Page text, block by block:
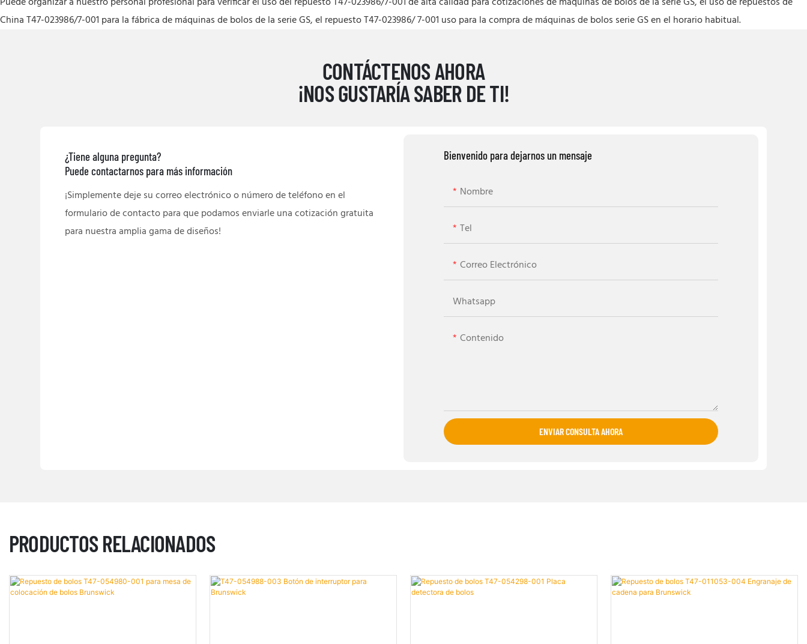
China T47-023986/7-001 para la fábrica de máquinas de bolos de la serie GS, el repuesto T47-023986/ 7-001 uso para la compra de máquinas de bolos serie GS en el horario habitual.
CONTÁCTENOS AHORA
¡NOS GUSTARÍA SABER DE TI!
¿Tiene alguna pregunta?
Puede contactarnos para más información
¡Simplemente deje su correo electrónico o número de teléfono en el
formulario de contacto para que podamos enviarle una cotización gratuita
para nuestra amplia gama de diseños!
Bienvenido para dejarnos un mensaje
Nombre
Tel
Correo Electrónico
Whatsapp
Contenido
ENVIAR CONSULTA AHORA
PRODUCTOS RELACIONADOS